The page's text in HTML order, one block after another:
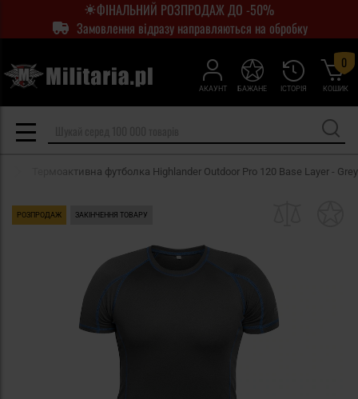
ФІНАЛЬНИЙ РОЗПРОДАЖ ДО -50%
Замовлення відразу направляються на обробку
АКАУНТ ІСТОРІЯ
БАЖАНЕ КОШИК
0
Термоактивна футболка Highlander Outdoor Pro 120 Base Layer - Grey
РОЗПРОДАЖ ЗАКІНЧЕННЯ ТОВАРУ